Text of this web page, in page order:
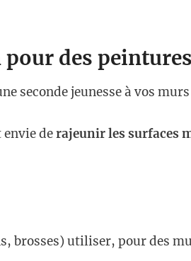
des
seconde jeunesse à vos murs
derajeunir les surfaces
brosses) utiliser, pour des